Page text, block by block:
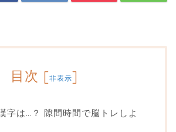
目次 [非表示]
字は…？ 隙間時間で脳トレしよ